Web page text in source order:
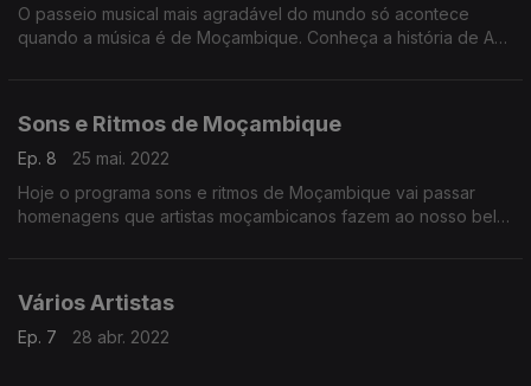
O passeio musical mais agradável do mundo só acontece
quando a música é de Moçambique. Conheça a história de AZ
Sons e Ritmos de Moçambique
Ep. 8
25 mai. 2022
Hoje o programa sons e ritmos de Moçambique vai passar
homenagens que artistas moçambicanos fazem ao nosso belo
Vários Artistas
Ep. 7 28 abr. 2022